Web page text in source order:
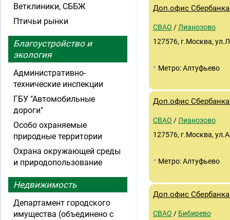
Доп.офис
СВАО / Лианозово
127576, г.Москва,
• Метро: Алтуфьево
Доп.офис
СВАО / Лианозово
127576, г.Москва,
• Метро: Алтуфьево
Доп.офис
СВАО / Бибирево
Ветклиники, СББЖ
Птичьи рынки
Благоустройство и
экология
Административно-
технические инспекции
ГБУ "Автомобильные
дороги"
Особо охраняемые
природные территории
Охрана окружающей среды
и природопользование
Недвижимость
Департамент городского
имущества (объединено с